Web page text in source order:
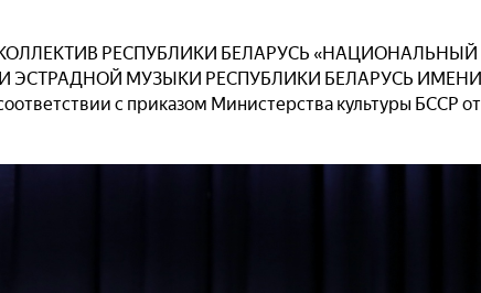
КОЛЛЕКТИВ РЕСПУБЛИКИ БЕЛАРУСЬ «НАЦИОНАЛЬНЫЙ
МУЗЫКИ РЕСПУБЛИКИ БЕЛАРУСЬ ИМЕНИ
с приказом Министерства культуры БССР от